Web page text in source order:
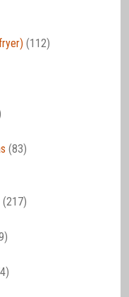
(112)
(83)
(217)